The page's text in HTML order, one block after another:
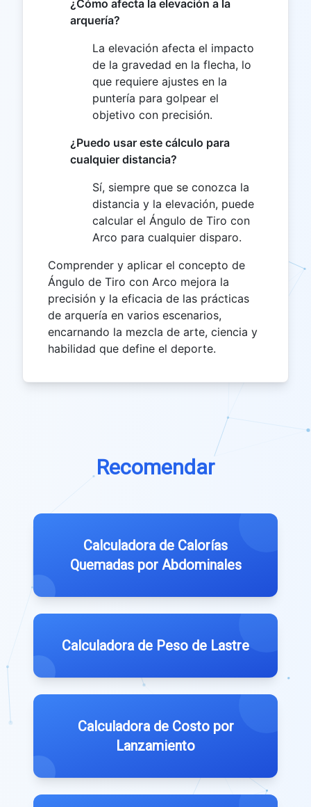
¿Cómo afecta la elevación a la
arquería?
La elevación afecta el impacto
de la gravedad en la flecha, lo
que requiere ajustes en la
puntería para golpear el
objetivo con precisión.
¿Puedo usar este cálculo para
cualquier distancia?
Sí, siempre que se conozca la
distancia y la elevación, puede
calcular el Ángulo de Tiro con
Arco para cualquier disparo.
Comprender y aplicar el concepto de
Ángulo de Tiro con Arco mejora la
precisión y la eficacia de las prácticas
de arquería en varios escenarios,
encarnando la mezcla de arte, ciencia y
habilidad que define el deporte.
Recomendar
Calculadora de Calorías
Quemadas por Abdominales
Calculadora de Peso de Lastre
Calculadora de Costo por
Lanzamiento